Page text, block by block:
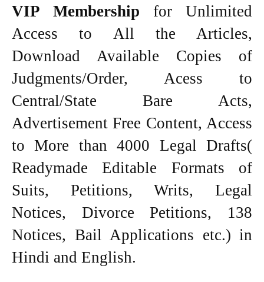
VIP Membership for Unlimited
Access to All the Articles,
Download Available Copies of
Judgments/Order, Acess to
Central/State Bare Acts,
Advertisement Free Content, Access
to More than 4000 Legal Drafts(
Readymade Editable Formats of
Suits, Petitions, Writs, Legal
Notices, Divorce Petitions, 138
Notices, Bail Applications etc.) in
Hindi and English.